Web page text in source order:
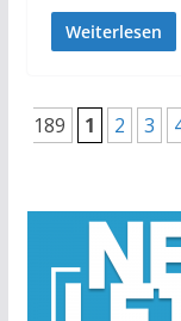
Weiterlesen
189
1 2 3